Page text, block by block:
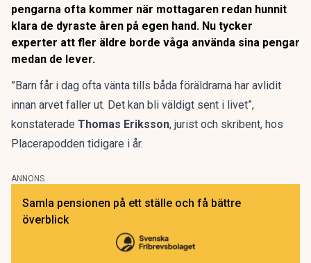
pengarna ofta kommer när mottagaren redan hunnit
klara de dyraste åren på egen hand. Nu tycker
experter att fler äldre borde våga använda sina pengar
medan de lever.
”Barn får i dag ofta vänta tills båda föräldrarna har avlidit
innan arvet faller ut. Det kan bli väldigt sent i livet”,
konstaterade Thomas Eriksson, jurist och skribent, hos
Placerapodden tidigare i år.
ANNONS
Samla pensionen på ett ställe och få bättre
överblick